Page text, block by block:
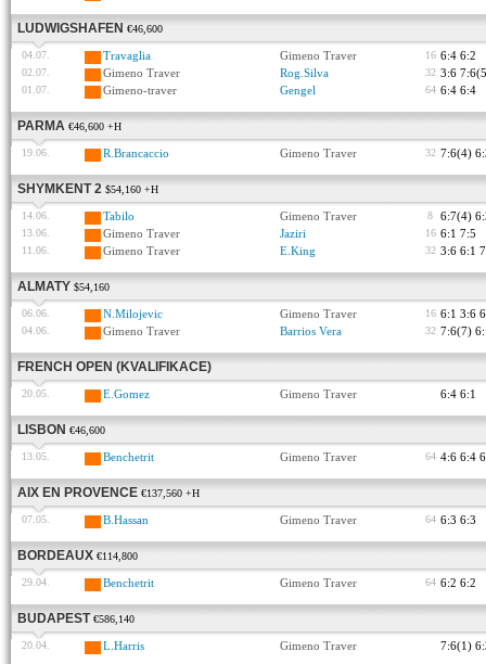
LUDWIGSHAFEN €46,600
04.07. Travaglia Gimeno Traver 16 6:4 6:2
02.07. Gimeno Traver Rog.Silva 32 3:6
01.07. Gimeno-traver Gengel 64 6:4 6:4
PARMA €46,600 +H
19.06. R.Brancaccio Gimeno Traver 32 7:6(4)
SHYMKENT 2 $54,160 +H
14.06. Tabilo Gimeno Traver 8 6:7(4)
13.06. Gimeno Traver Jaziri 16 6:1 7:5
11.06. Gimeno Traver E.King 32 3:6 6:1
ALMATY $54,160
06.06. N.Milojevic Gimeno Traver 16 6:1 3:6
04.06. Gimeno Traver Barrios Vera 32 7:6(7)
FRENCH OPEN (KVALIFIKACE)
20.05. E.Gomez Gimeno Traver 6:4 6:1
LISBON €46,600
13.05. Benchetrit Gimeno Traver 64 4:6 6:4
AIX EN PROVENCE €137,560 +H
07.05. B.Hassan Gimeno Traver 64 6:3 6:3
BORDEAUX €114,800
29.04. Benchetrit Gimeno Traver 64 6:2 6:2
BUDAPEST €586,140
20.04. L.Harris Gimeno Traver 7:6(1)